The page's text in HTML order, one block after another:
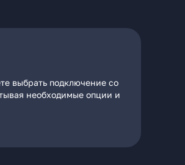
выбрать подключение со
необходимые опции и